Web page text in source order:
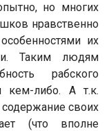
но многих
нравственно
их
Таким людям
рабского
кем-либо. А т.к.
содержание своих
(что вполне